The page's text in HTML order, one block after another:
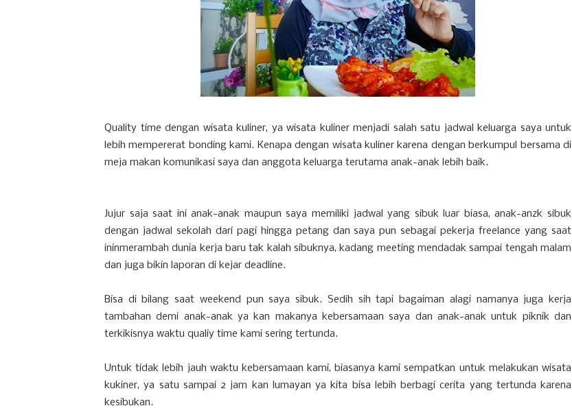
Quality time dengan wisata kuliner, ya wisata kuliner menjadi salah satu jadwal keluarga saya untuk
lebih mempererat bonding kami. Kenapa dengan wisata kuliner karena dengan berkumpul bersama di
meja makan komunikasi saya dan anggota keluarga terutama anak-anak lebih baik.
Jujur saja saat ini anak-anak maupun saya memiliki jadwal yang sibuk luar biasa, anak-anzk sibuk
dengan jadwal sekolah dari pagi hingga petang dan saya pun sebagai pekerja freelance yang saat
ininmerambah dunia kerja baru tak kalah sibuknya, kadang meeting mendadak sampai tengah malam
dan juga bikin laporan di kejar deadline.
Bisa di bilang saat weekend pun saya sibuk. Sedih sih tapi bagaiman alagi namanya juga kerja
tambahan demi anak-anak ya kan makanya kebersamaan saya dan anak-anak untuk piknik dan
terkikisnya waktu qualiy time kami sering tertunda.
Untuk tidak lebih jauh waktu kebersamaan kami, biasanya kami sempatkan untuk melakukan wisata
kukiner, ya satu sampai 2 jam kan lumayan ya kita bisa lebih berbagi cerita yang tertunda karena
kesibukan.